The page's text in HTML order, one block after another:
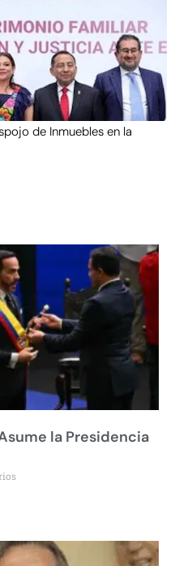
de Inmuebles en la
la Presidencia